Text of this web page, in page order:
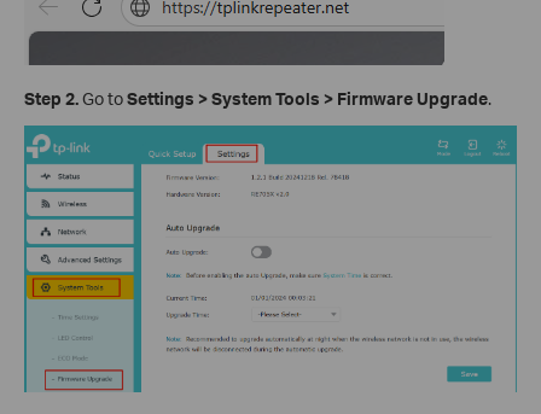
Step 2.Go toSettings >SystemTools > Firmware Upgrade.